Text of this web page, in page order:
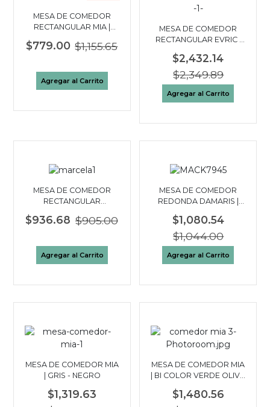
MESA DE COMEDOR
RECTANGULAR MIA |
$779.00 $1,155.65
Agregar al Carrito
MESA DE COMEDOR
RECTANGULAR EVRIC |
OLMO OSCURO
$2,432.14
$2,349.89
Agregar al Carrito
MESA DE COMEDOR
RECTANGULAR
ROBLE - OFF WHITE
$936.68 $905.00
Agregar al Carrito
MESA DE COMEDOR
REDONDA DAMARIS |
$1,080.54
$1,044.00
Agregar al Carrito
MESA DE COMEDOR MIA
| GRIS - NEGRO
$1,319.63
MESA DE COMEDOR MIA
| BI COLOR VERDE OLIVA
CHAMPAGNE
$1,480.56